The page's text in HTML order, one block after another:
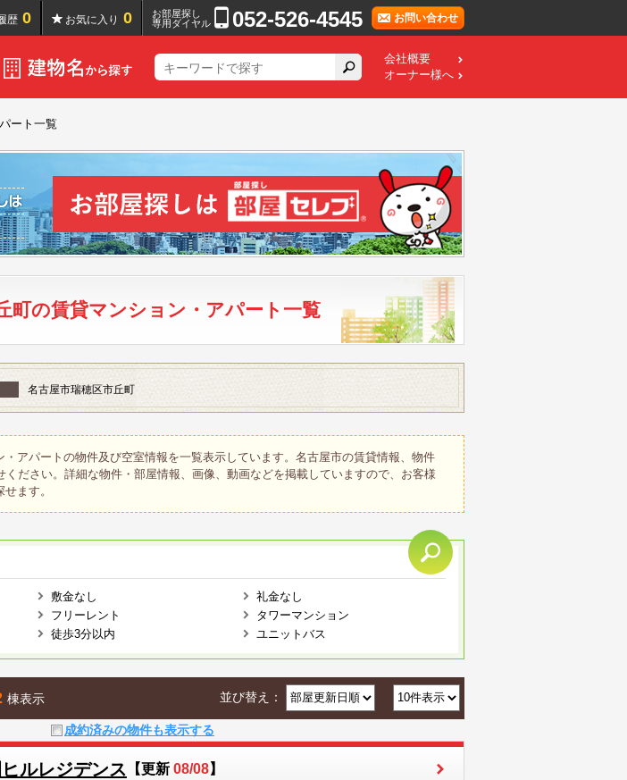
歴 0 お気に入り 0
お部屋探し
専用ダイヤル
052-526-4545 お問い合わせ
会社概要
オーナー様へ
ート一覧
町の賃貸マンション・アパート一覧
名古屋市瑞穂区市丘町
アパートの物件及び空室情報を一覧表示しています。名古屋市の賃貸情報、物件
ください。詳細な物件・部屋情報、画像、動画などを掲載していますので、お客様
ます。
敷金なし
礼金なし
フリーレント
タワーマンション
徒歩3分以内 ユニットバス
棟表示 並び替え：
成約済みの物件も表示する
ルレジデンス 【更新 08/08】